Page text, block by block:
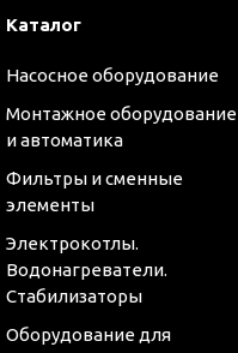
Каталог
Насосное оборудование
Монтажное оборудование
и автоматика
Фильтры и сменные
элементы
Электрокотлы.
Водонагреватели.
Стабилизаторы
Оборудование для